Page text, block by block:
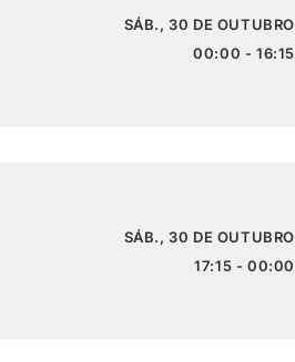
SÁB., 30 DE OUTUBRO
00:00 - 16:15
SÁB., 30 DE OUTUBRO
17:15 - 00:00